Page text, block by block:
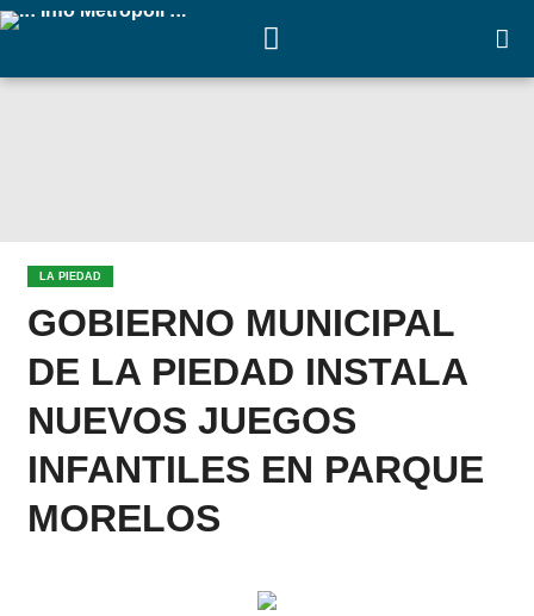
LA PIEDAD
GOBIERNO MUNICIPAL
DE LA PIEDAD INSTALA
NUEVOS JUEGOS
INFANTILES EN PARQUE
MORELOS